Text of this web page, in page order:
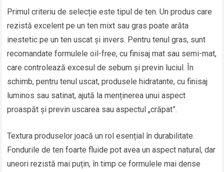
Primul criteriu de selecție este tipul de ten. Un produs care
rezistă excelent pe un ten mixt sau gras poate arăta
inestetic pe un ten uscat și invers. Pentru tenul gras, sunt
recomandate formulele oil-free, cu finisaj mat sau semi-mat,
care controlează excesul de sebum și previn luciul. În
schimb, pentru tenul uscat, produsele hidratante, cu finisaj
luminos sau satinat, ajută la menținerea unui aspect
proaspăt și previn uscarea sau aspectul „crăpat”.
Textura produselor joacă un rol esențial în durabilitate.
Fondurile de ten foarte fluide pot avea un aspect natural, dar
uneori rezistă mai puțin, în timp ce formulele mai dense